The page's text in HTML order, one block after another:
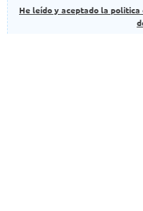
He leído y aceptado la